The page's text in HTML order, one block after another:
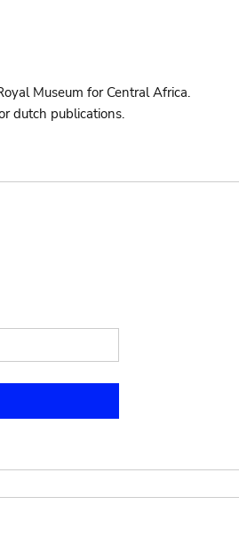
Museum for Central Africa.
dutch publications.